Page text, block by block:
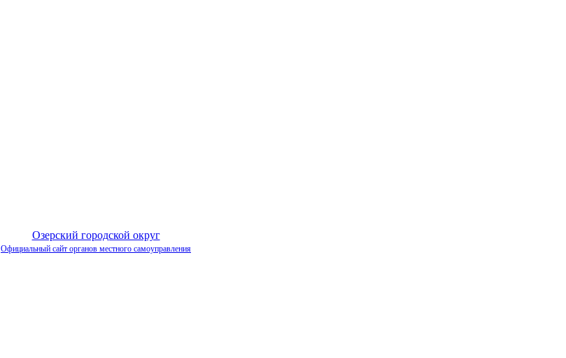
Озерский городской округ
Официальный сайт органов местного самоуправления